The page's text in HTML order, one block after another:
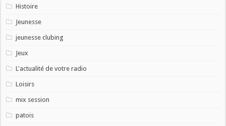
Histoire
Jeunesse
jeunesse clubing
Jeux
L'actualité de votre radio
Loisirs
mix session
patois